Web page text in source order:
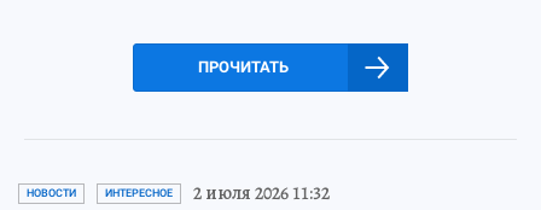
ПРОЧИТАТЬ
НОВОСТИ ИНТЕРЕСНОЕ 2 июля 2026 11:32